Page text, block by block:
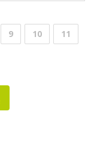
9 10 11